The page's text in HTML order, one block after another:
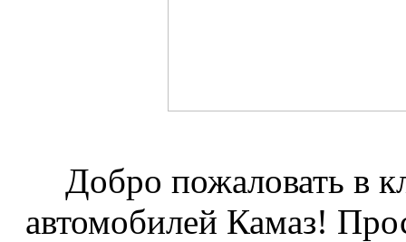
Добро пожаловать в
автомобилей Камаз!